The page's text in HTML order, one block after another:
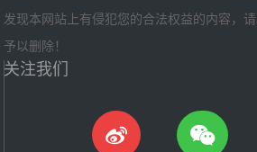
发现本网站上有侵犯您的合法权益的内容，
予以删除！
关注我们